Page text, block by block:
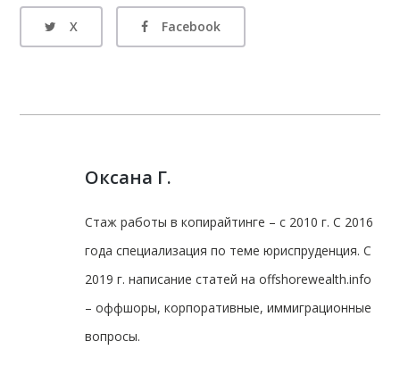
X Facebook
Оксана Г.
Стаж работы в копирайтинге – с 2010 г. С 2016
года специализация по теме юриспруденция. С
2019 г. написание статей на offshorewealth.info
– оффшоры, корпоративные, иммиграционные
вопросы.